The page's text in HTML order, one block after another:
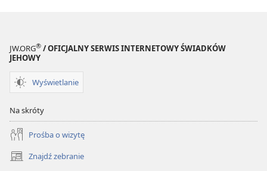
JW.ORG® / OFICJALNY SERWIS INTERNETOWY ŚWIADKÓW
JEHOWY
Wyświetlanie
Na skróty
Prośba o wizytę
Znajdź zebranie
(opens